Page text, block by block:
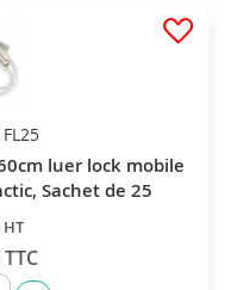
luer lock mobile
Sachet de 25